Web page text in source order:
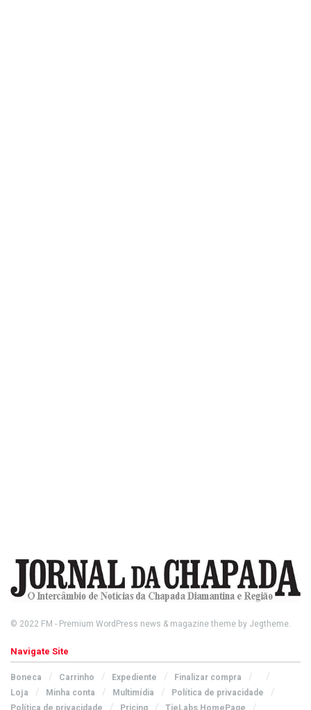
© 2022 FM - Premium WordPress news & magazine theme by Jegtheme.
Navigate Site
Boneca Carrinho Expediente
Finalizar compra
Loja
Minha conta Multimídia
Política de privacidade